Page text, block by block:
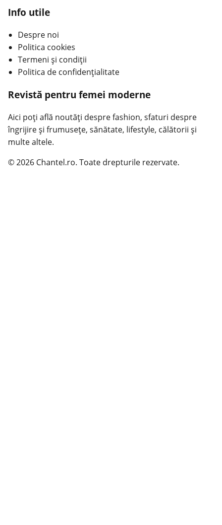
Info utile
Despre noi
Politica cookies
Termeni și condiții
Politica de confidențialitate
Revistă pentru femei moderne
Aici poți află noutăți despre fashion, sfaturi despre
îngrijire și frumusețe, sănătate, lifestyle, călătorii și
multe altele.
© 2026 Chantel.ro. Toate drepturile rezervate.